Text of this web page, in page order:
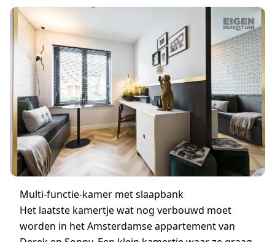
Multi-functie-kamer met slaapbank
Het laatste kamertje wat nog verbouwd moet
worden in het Amsterdamse appartement van